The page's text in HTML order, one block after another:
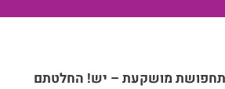
תחפושת מושקעת – יש! החלטתם